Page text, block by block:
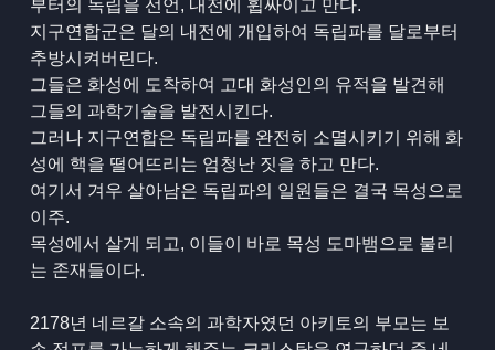
부터의 독립을 선언, 내전에 휩싸이고 만다.
지구연합군은 달의 내전에 개입하여 독립파를 달로부터
추방시켜버린다.
그들은 화성에 도착하여 고대 화성인의 유적을 발견해
그들의 과학기술을 발전시킨다.
그러나 지구연합은 독립파를 완전히 소멸시키기 위해 화
성에 핵을 떨어뜨리는 엄청난 짓을 하고 만다.
여기서 겨우 살아남은 독립파의 일원들은 결국 목성으로
이주.
목성에서 살게 되고, 이들이 바로 목성 도마뱀으로 불리
는 존재들이다.
2178년 네르갈 소속의 과학자였던 아키토의 부모는 보